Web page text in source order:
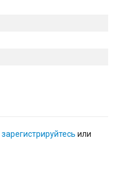
зарегистрируйтесь или